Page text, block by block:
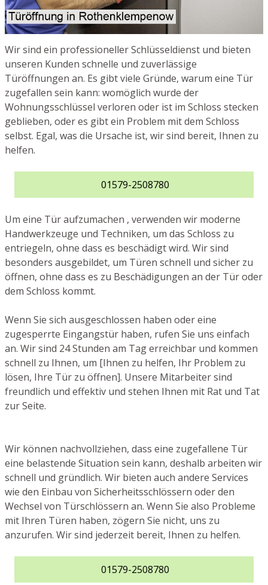
Wir sind ein professioneller Schlüsseldienst und bieten
unseren Kunden schnelle und zuverlässige
Türöffnungen an. Es gibt viele Gründe, warum eine Tür
zugefallen sein kann: womöglich wurde der
Wohnungsschlüssel verloren oder ist im Schloss stecken
geblieben, oder es gibt ein Problem mit dem Schloss
selbst. Egal, was die Ursache ist, wir sind bereit, Ihnen zu
helfen.
01579-2508780
Um eine Tür aufzumachen , verwenden wir moderne
Handwerkzeuge und Techniken, um das Schloss zu
entriegeln, ohne dass es beschädigt wird. Wir sind
besonders ausgebildet, um Türen schnell und sicher zu
öffnen, ohne dass es zu Beschädigungen an der Tür oder
dem Schloss kommt.
Wenn Sie sich ausgeschlossen haben oder eine
zugesperrte Eingangstür haben, rufen Sie uns einfach
an. Wir sind 24 Stunden am Tag erreichbar und kommen
schnell zu Ihnen, um [Ihnen zu helfen, Ihr Problem zu
lösen, Ihre Tür zu öffnen]. Unsere Mitarbeiter sind
freundlich und effektiv und stehen Ihnen mit Rat und Tat
zur Seite.
Wir können nachvollziehen, dass eine zugefallene Tür
eine belastende Situation sein kann, deshalb arbeiten wir
schnell und gründlich. Wir bieten auch andere Services
wie den Einbau von Sicherheitsschlössern oder den
Wechsel von Türschlössern an. Wenn Sie also Probleme
mit Ihren Türen haben, zögern Sie nicht, uns zu
anzurufen. Wir sind jederzeit bereit, Ihnen zu helfen.
01579-2508780